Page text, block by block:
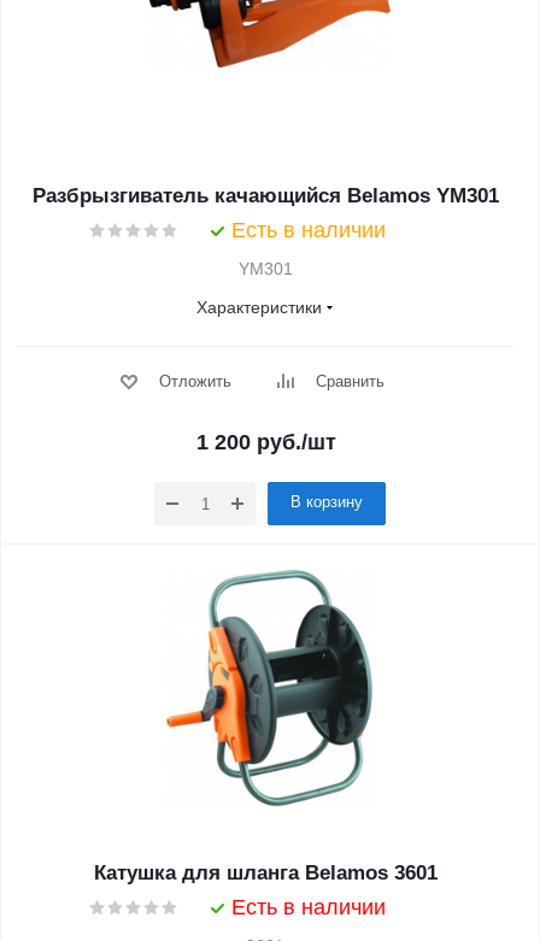
Разбрызгиватель качающийся Belamos YM301
Есть в наличии
YM301
Характеристики
Отложить Сравнить
1 200руб./шт
В корзину
Катушка для шланга Belamos 3601
Есть в наличии